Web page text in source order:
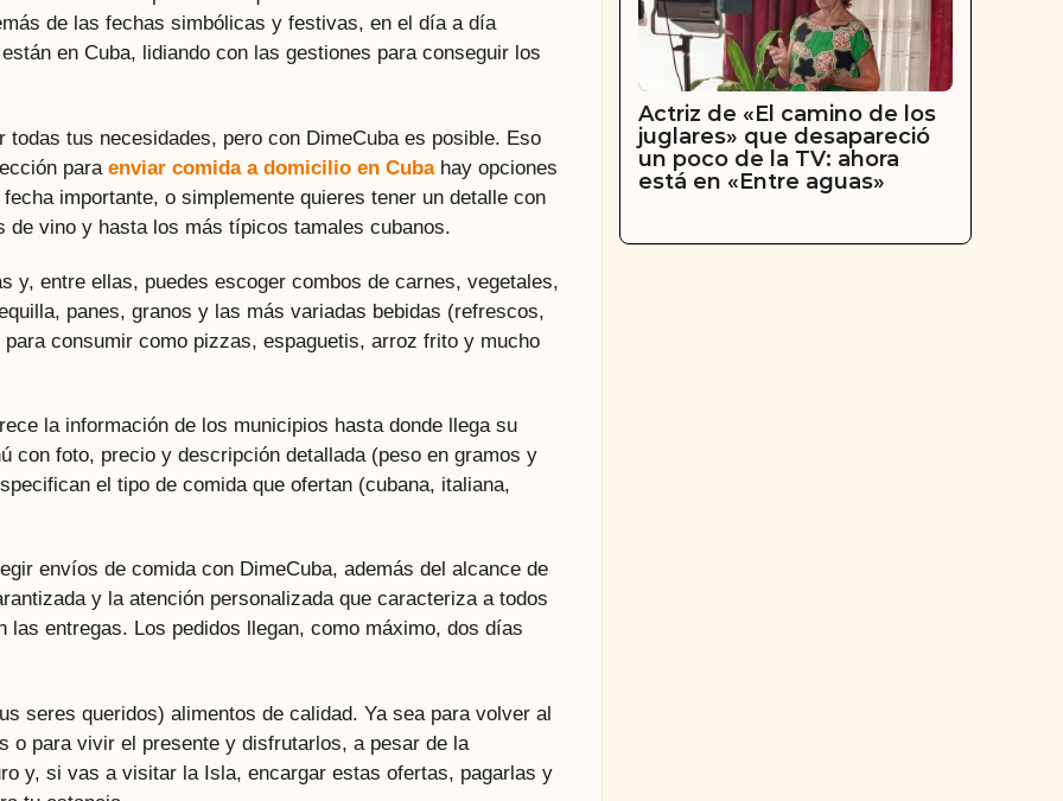
de las fechas simbólicas y festivas, en el día a día
en Cuba, lidiando con las gestiones para conseguir los
tus necesidades, pero con DimeCuba es posible. Eso
para enviar comida a domicilio en Cubahay opciones
importante, o simplemente quieres tener un detalle con
vino y hasta los más típicos tamales cubanos.
y, entre ellas, puedes escoger combos de carnes, vegetales,
panes, granos y las más variadas bebidas (refrescos,
consumir como pizzas, espaguetis, arroz frito y mucho
la información de los municipios hasta donde llega su
con foto, precio y descripción detallada (peso en gramos y
el tipo de comida que ofertan (cubana, italiana,
envíos de comida con DimeCuba, además del alcance de
y la atención personalizada que caracteriza a todos
las entregas. Los pedidos llegan, como máximo, dos días
seres queridos) alimentos de calidad. Ya sea para volver al
o para vivir el presente y disfrutarlos, a pesar de la
y, si vas a visitar la Isla, encargar estas ofertas, pagarlas y
Actriz de «El camino de los
juglares» que desapareció
un poco de la TV: ahora
está en «Entre aguas»